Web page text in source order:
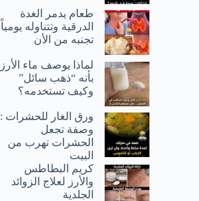
طعام يدمر الغدة
الدرقية وتتناوله يومياً
تجنبه من الأن
لماذا يوصف ماء الأرز
بأنه “ذهب سائل”
وكيف تستخدمه؟
ورق الغار للحشرات :
وصفة تجعل
الحشرات تهرب من
البيت
كريم البطاطس
والأرز لعلاج الزوائد
الجلدية